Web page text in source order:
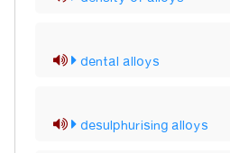
dental alloys
desulphurising alloys